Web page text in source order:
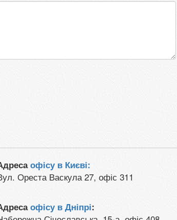
офісу в Києві:
Ореста Васкула 27, офіс 311
офісу в Дніпрі: